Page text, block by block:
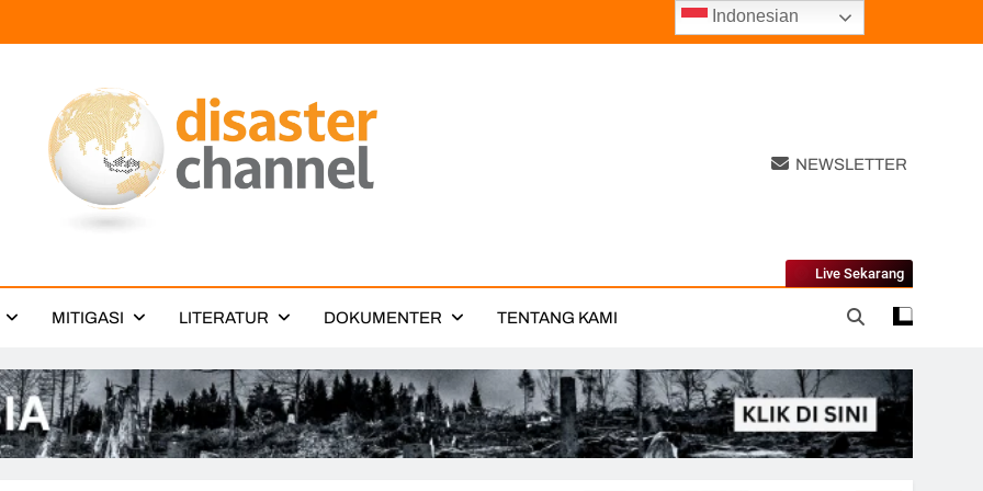
Channel
NEWSLETTER
MITIGASI LITERATUR DOKUMENTER TENTANG KAMI
Live Sekarang
Indonesian